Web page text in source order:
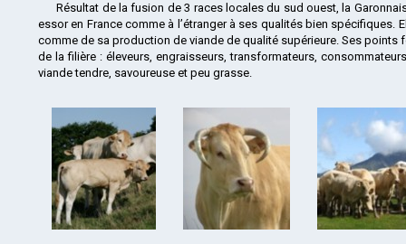
Résultat de la fusion de 3 races locales du sud ouest, la
essor en France comme à l’étranger à ses qualités bien spécifiques.
comme de sa production de viande de qualité supérieure. Ses points
de la filière : éleveurs, engraisseurs, transformateurs,
viande tendre, savoureuse et peu grasse.